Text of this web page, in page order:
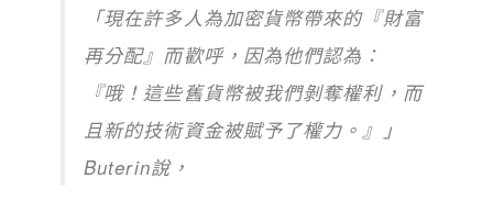
「現在許多人為加密貨幣帶來的『財富
再分配』而歡呼，因為他們認為：
『哦！這些舊貨幣被我們剝奪權利，而
且新的技術資金被賦予了權力。』」
Buterin說，